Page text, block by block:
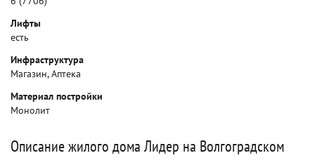
Лифты
есть
Инфраструктура
Магазин, Аптека
Материал постройки
Монолит
Описание жилого дома Лидер на Волгоградском